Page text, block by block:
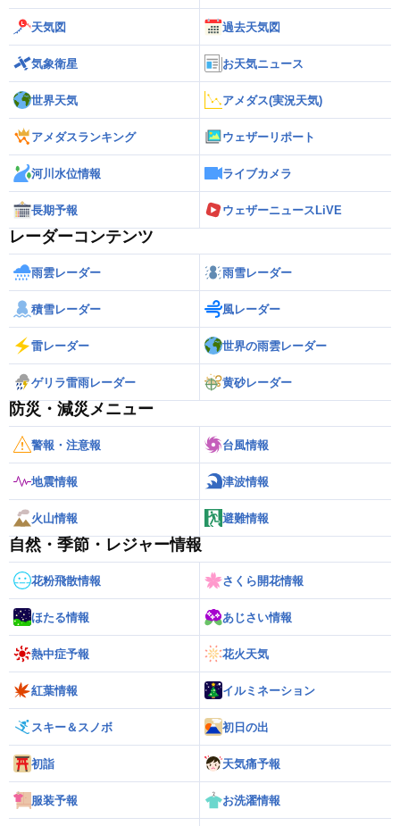
胎内市荒井浜528-3
ノーブルウッドゴルフクラブ
新発田市大字藤塚浜2001
フォレストカントリー倶楽部
新発田市万代855
松ヶ峯カントリー倶楽部
上越市中郷区岡川383
妙高カントリークラブ
妙高市関山6323-4
妙高高原ゴルフ倶楽部
妙高市関川1074-2
妙高サンシャインゴルフ倶楽部
上越市中郷区江口846-1
湯田上カントリークラブ
南蒲原郡田上町大字湯川2986
ヨネックスカントリークラブ
三島郡寺泊町志戸橋254
米山水源カントリークラブ
上越市柿崎区上下浜2362
天気図 過去天気図
気象衛星 お天気ニュース
世界天気 アメダス(実況天気)
アメダスランキング ウェザーリポート
河川水位情報 ライブカメラ
長期予報 ウェザーニュースLiVE
レーダーコンテンツ
雨雲レーダー 雨雪レーダー
積雪レーダー 風レーダー
雷レーダー 世界の雨雲レーダー
ゲリラ雷雨レーダー 黄砂レーダー
防災・減災メニュー
警報・注意報 台風情報
地震情報 津波情報
火山情報 避難情報
自然・季節・レジャー情報
花粉飛散情報 さくら開花情報
ほたる情報 あじさい情報
熱中症予報 花火天気
紅葉情報 イルミネーション
スキー＆スノボ 初日の出
初詣 天気痛予報
服装予報 お洗濯情報